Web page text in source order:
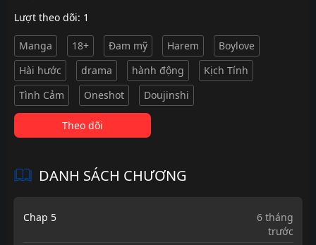
Lượt theo dõi: 1
Manga 18+ Đam mỹ Harem
Boylove
Hài hước
drama hành động
Kịch Tính
Tình Cảm
Oneshot Doujinshi
Theo dõi
DANH SÁCH CHƯƠNG
Chap 5
6 tháng
trước